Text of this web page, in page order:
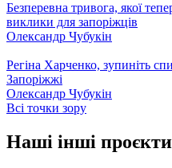
Безперевна тривога, якої
виклики для запоріжців
Олександр Чубукін
Регіна Харченко, зупиніть
Запоріжжі
Олександр Чубукін
Всі точки зору
Наші інші проєкти